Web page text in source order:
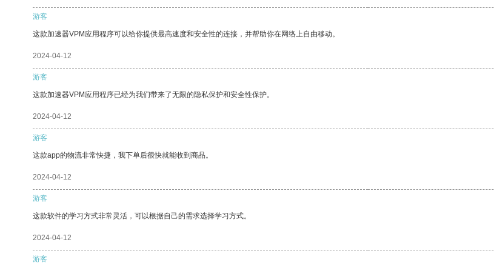
游客
这款加速器VPM应用程序可以给你提供最高速度和安全性的连接，并帮助你在网络上自由移动。
2024-04-12
游客
这款加速器VPM应用程序已经为我们带来了无限的隐私保护和安全性保护。
2024-04-12
游客
这款app的物流非常快捷，我下单后很快就能收到商品。
2024-04-12
游客
这款软件的学习方式非常灵活，可以根据自己的需求选择学习方式。
2024-04-12
游客